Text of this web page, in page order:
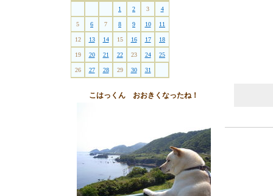
1 2 3 4
5 6 7 8 9 10 11
12 13 14 15 16 17 18
19 20 21 22 23 24 25
26 27 28 29 30 31
こはっくん おおきくなったね！